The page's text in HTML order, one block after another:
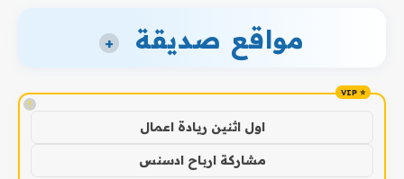
مواقع صديقة +
!
اول اثنين ريادة اعمال
مشاركة ارباح ادسنس